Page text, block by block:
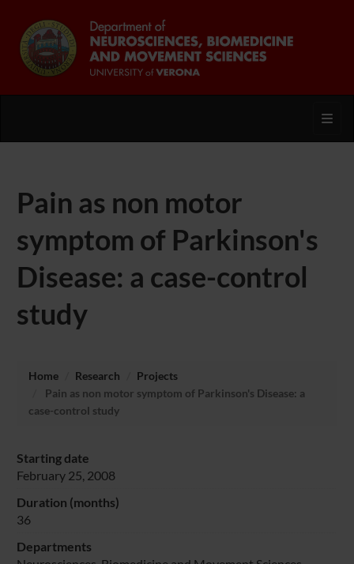
Pain as non motor
symptom of Parkinson's
Disease: a case-control
study
Home Research
Projects
Pain as non motor symptom of Parkinson's Disease: a
case-control study
Starting date
February 25, 2008
Duration (months)
36
Departments